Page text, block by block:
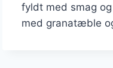
fyldt med smag
med granatæble